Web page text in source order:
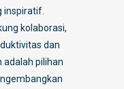
inspiratif.
kolaborasi,
dan
adalah pilihan